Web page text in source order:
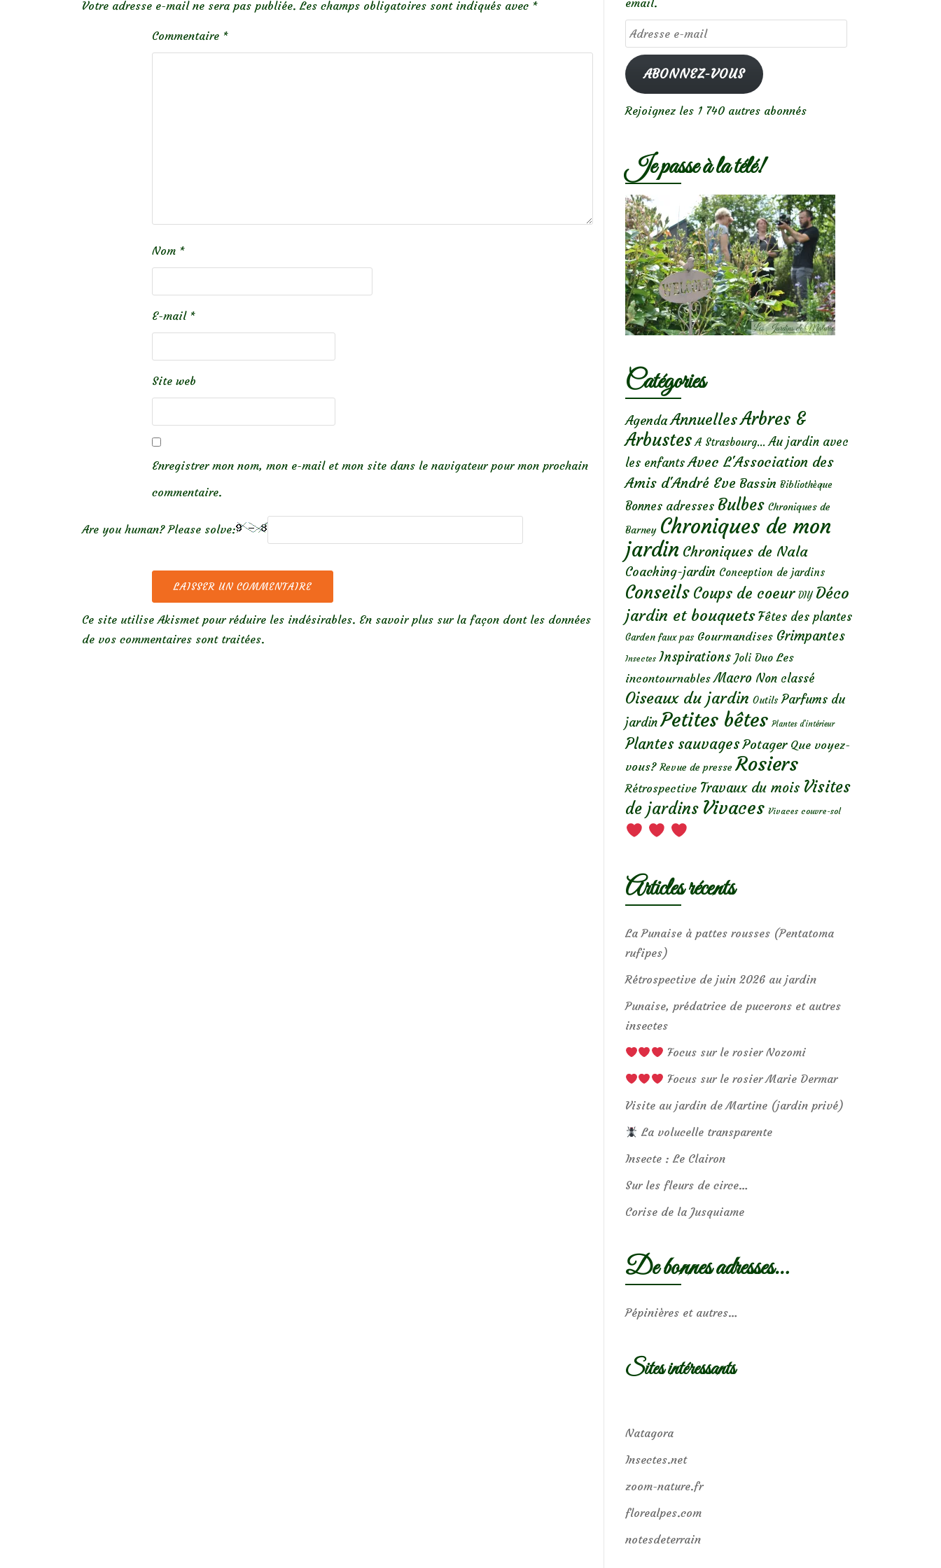
Votre adresse e-mail ne sera pas publiée. Les champs obligatoires sont indiqués avec *
Commentaire *
Nom *
E-mail *
Site web
Enregistrer mon nom, mon e-mail et mon site dans le navigateur pour mon prochain
commentaire.
Are you human? Please solve:
Ce site utilise Akismet pour réduire les indésirables. En savoir plus sur la façon dont les données
de vos commentaires sont traitées.
email.
Adresse
e-
mailABONNEZ-VOUS
Rejoignez les 1 740 autres abonnés
Je passe à la télé!
Catégories
Agenda AnnuellesArbres &
Arbustes A Strasbourg... Au jardin avec
les enfants Avec L'Association des
Amis d'André Eve Bassin Bibliothèque
Bonnes adresses Bulbes Chroniques de
Barney Chroniques de mon
jardin Chroniques de Nala
Coaching-jardin Conception de jardins
Conseils Coups de coeur DIY Déco
jardin et bouquets Fêtes des plantes
Garden faux pas Gourmandises Grimpantes
Insectes Inspirations Joli Duo Les
incontournables Macro Non classé
Oiseaux du jardin Outils Parfums du
jardin Petites bêtes Plantes d’intérieur
Plantes sauvages Potager Que voyez-
vous? Revue de presse Rosiers
Rétrospective Travaux du mois Visites
de jardins Vivaces Vivaces couvre-sol
Articles récents
La Punaise à pattes rousses (Pentatoma
rufipes)
Rétrospective de juin 2026 au jardin
Punaise, prédatrice de pucerons et autres
insectes
Focus sur le rosier Nozomi
Focus sur le rosier Marie Dermar
Visite au jardin de Martine (jardin privé)
La volucelle transparente
Insecte : Le Clairon
Sur les fleurs de circe…
Corise de la Jusquiame
De bonnes adresses…
Pépinières et autres…
Sites intéressants
Natagora
Insectes.net
zoom-nature.fr
florealpes.com
notesdeterrain